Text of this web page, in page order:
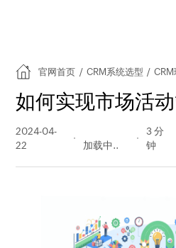
官网首页 / CRM系统选型 / CRM
如何实现市场活
2024-04-
22
量
3 分
钟